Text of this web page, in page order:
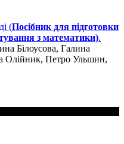
(Посібник для підготовки
з математики).
Білоусова, Галина
Олійник, Петро Ульшин,